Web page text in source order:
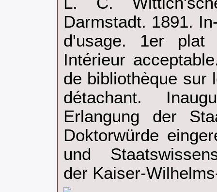
Darmstadt. 1891.
d'usage. 1er plat
Intérieur
de bibliothèque sur
détachant.
Erlangung der
Doktorwürde
und
der Kaiser-